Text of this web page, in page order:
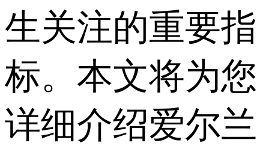
生关注的重要指
标。本文将为您
详细介绍爱尔兰